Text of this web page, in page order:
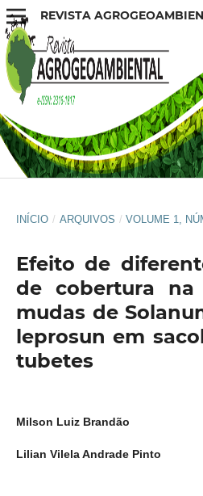
REVISTA
INÍCIO / ARQUIVOS / VOLUME 1,
Efeito de
de cobertura na
mudas de
leprosun em
tubetes
Milson Luiz Brandão
Lilian Vilela Andrade Pinto